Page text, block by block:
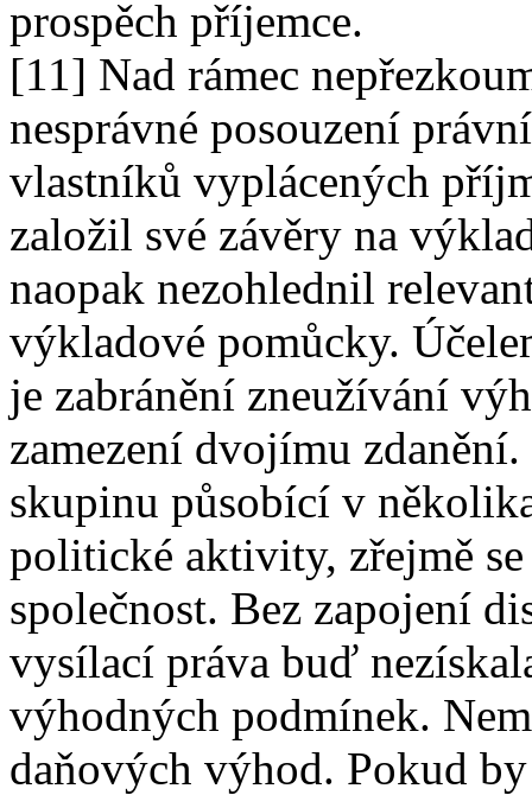
prospěch příjemce.
[11] Nad rámec
nesprávné posouzení
vlastníků vyplácených
založil své závěry na
naopak nezohlednil
výkladové pomůcky.
je zabránění zneužívání
zamezení dvojímu
skupinu působící v
politické aktivity, zřejmě
společnost. Bez zapojení
vysílací práva buď
výhodných podmínek.
daňových výhod. Pokud